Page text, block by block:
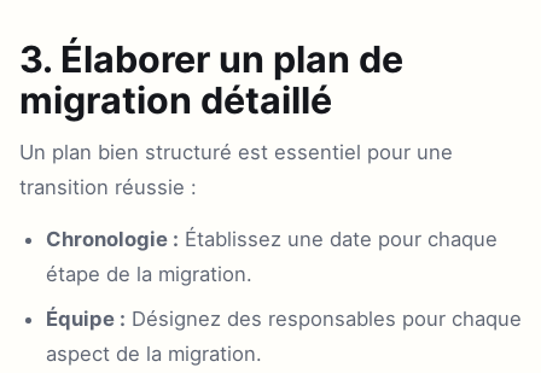
3. Élaborer un plan de
migration détaillé
Un plan bien structuré est essentiel pour une
transition réussie :
Chronologie : Établissez une date pour chaque
étape de la migration.
Équipe : Désignez des responsables pour chaque
aspect de la migration.